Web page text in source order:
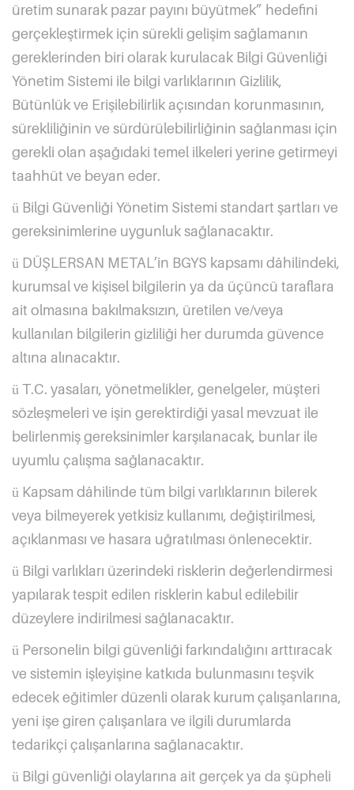
üretim sunarak pazar payını büyütmek” hedefini
gerçekleştirmek için sürekli gelişim sağlamanın
gereklerinden biri olarak kurulacak Bilgi Güvenliği
Yönetim Sistemi ile bilgi varlıklarının Gizlilik,
Bütünlük ve Erişilebilirlik açısından korunmasının,
sürekliliğinin ve sürdürülebilirliğinin sağlanması için
gerekli olan aşağıdaki temel ilkeleri yerine getirmeyi
taahhüt ve beyan eder.
ü Bilgi Güvenliği Yönetim Sistemi standart şartları ve
gereksinimlerine uygunluk sağlanacaktır.
ü DÜŞLERSAN METAL’in BGYS kapsamı dâhilindeki,
kurumsal ve kişisel bilgilerin ya da üçüncü taraflara
ait olmasına bakılmaksızın, üretilen ve/veya
kullanılan bilgilerin gizliliği her durumda güvence
altına alınacaktır.
ü T.C. yasaları, yönetmelikler, genelgeler, müşteri
sözleşmeleri ve işin gerektirdiği yasal mevzuat ile
belirlenmiş gereksinimler karşılanacak, bunlar ile
uyumlu çalışma sağlanacaktır.
ü Kapsam dâhilinde tüm bilgi varlıklarının bilerek
veya bilmeyerek yetkisiz kullanımı, değiştirilmesi,
açıklanması ve hasara uğratılması önlenecektir.
ü Bilgi varlıkları üzerindeki risklerin değerlendirmesi
yapılarak tespit edilen risklerin kabul edilebilir
düzeylere indirilmesi sağlanacaktır.
ü Personelin bilgi güvenliği farkındalığını arttıracak
ve sistemin işleyişine katkıda bulunmasını teşvik
edecek eğitimler düzenli olarak kurum çalışanlarına,
yeni işe giren çalışanlara ve ilgili durumlarda
tedarikçi çalışanlarına sağlanacaktır.
ü Bilgi güvenliği olaylarına ait gerçek ya da şüpheli